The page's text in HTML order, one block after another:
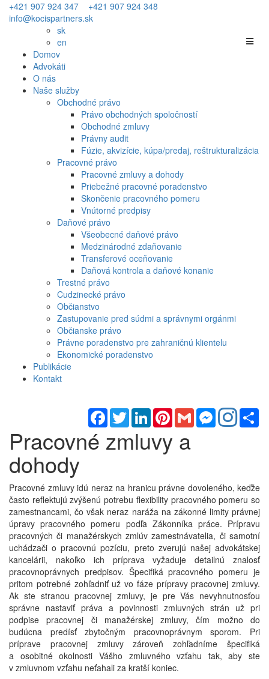
+421 907 924 347
+421 907 924 348
info@kocispartners.sk
sk
en
Domov
Advokáti
O nás
Naše služby
Obchodné právo
Právo obchodných spoločností
Obchodné zmluvy
Právny audit
Fúzie, akvizície, kúpa/predaj, reštrukturalizácia
Pracovné právo
Pracovné zmluvy a dohody
Priebežné pracovné poradenstvo
Skončenie pracovného pomeru
Vnútorné predpisy
Daňové právo
Všeobecné daňové právo
Medzinárodné zdaňovanie
Transferové oceňovanie
Daňová kontrola a daňové konanie
Trestné právo
Cudzinecké právo
Občianstvo
Zastupovanie pred súdmi a správnymi orgánmi
Občianske právo
Právne poradenstvo pre zahraničnú klientelu
Ekonomické poradenstvo
Publikácie
Kontakt
Facebook
TwitterLinkedInPinterestGmail Messenger
Pracovné zmluvy a
dohody
Pracovné zmluvy idú neraz na hranicu právne dovoleného, keďže
často reflektujú zvýšenú potrebu flexibility pracovného pomeru so
zamestnancami, čo však neraz naráža na zákonné limity právnej
úpravy pracovného pomeru podľa Zákonníka práce. Prípravu
pracovných či manažérskych zmlúv zamestnávatelia, či samotní
uchádzači o pracovnú pozíciu, preto zverujú našej advokátskej
kancelárii, nakoľko ich príprava vyžaduje detailnú znalosť
pracovnoprávnych predpisov. Špecifiká pracovného pomeru je
pritom potrebné zohľadniť už vo fáze prípravy pracovnej zmluvy.
Ak ste stranou pracovnej zmluvy, je pre Vás nevyhnutnosťou
správne nastaviť práva a povinnosti zmluvných strán už pri
podpise pracovnej či manažérskej zmluvy, čím možno do
budúcna predísť zbytočným pracovnoprávnym sporom. Pri
príprave pracovnej zmluvy zároveň zohľadníme špecifiká
a osobitné okolnosti Vášho zmluvného vzťahu tak, aby ste
v zmluvnom vzťahu neťahali za kratší koniec.